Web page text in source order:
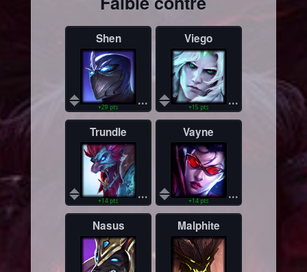
Shen
...
+29 pts
Viego
...
+15 pts
Trundle
...
+14 pts
Vayne
...
+14 pts
Nasus Malphite